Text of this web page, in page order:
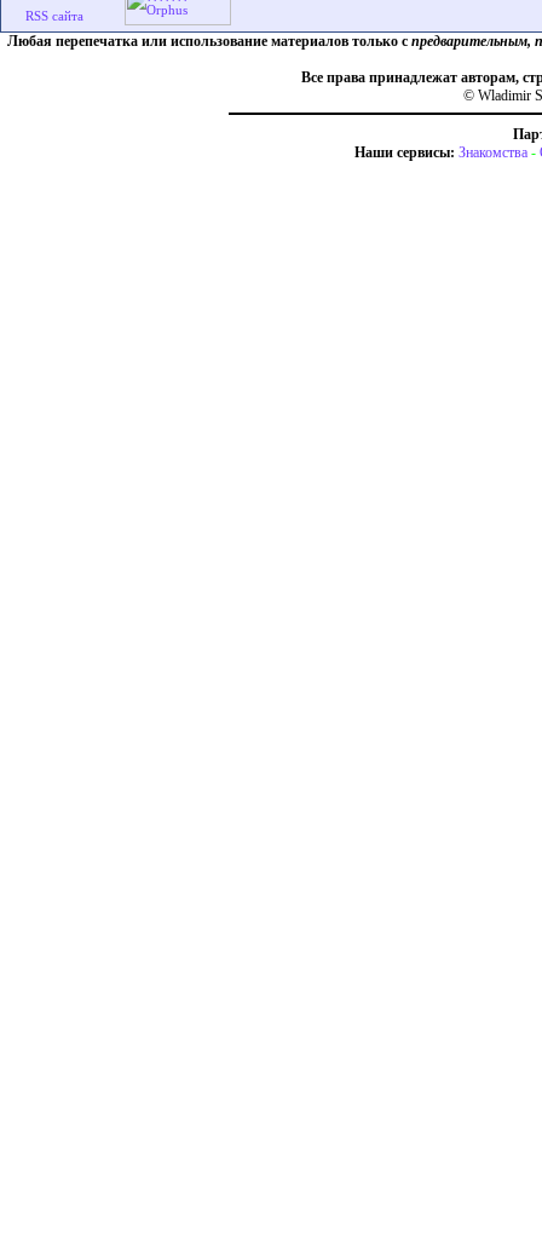
Любая перепечатка или использование материалов только с предварительным,
Все права принадлежат авторам,
© Wladimir
Наши сервисы: Знакомства -